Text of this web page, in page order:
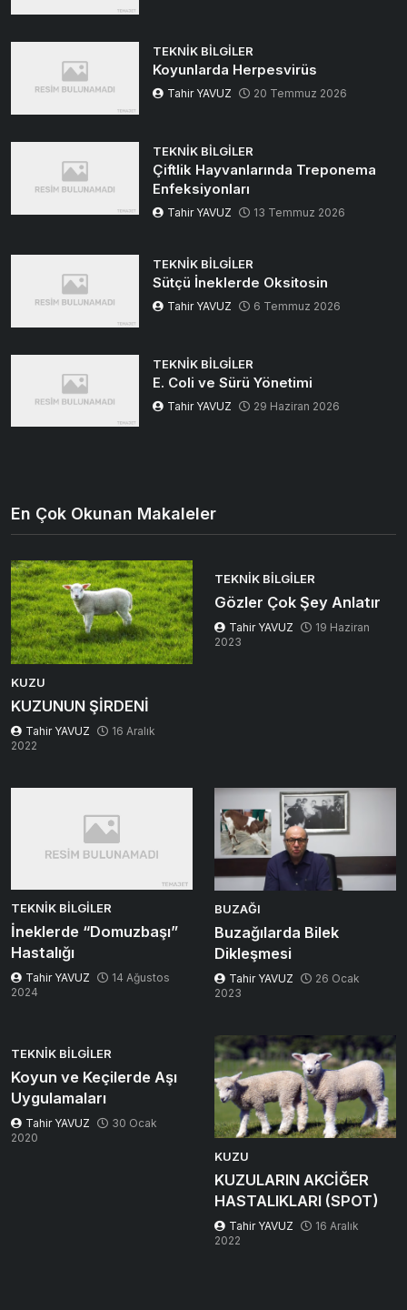
TEKNIK BILGILER
Koyunlarda Herpesvirüs
Tahir YAVUZ 20 Temmuz 2026
TEKNIK BILGILER
Çiftlik Hayvanlarında Treponema
Enfeksiyonları
Tahir YAVUZ 13 Temmuz 2026
TEKNIK BILGILER
Sütçü İneklerde Oksitosin
Tahir YAVUZ 6 Temmuz 2026
TEKNIK BILGILER
E. Coli ve Sürü Yönetimi
Tahir YAVUZ 29 Haziran 2026
En Çok Okunan Makaleler
KUZU
KUZUNUN ŞİRDENİ
Tahir YAVUZ
16 Aralık
2022
TEKNIK BILGILER
Gözler Çok Şey Anlatır
Tahir YAVUZ
19 Haziran
2023
TEKNIK BILGILER
İneklerde “Domuzbaşı”
Hastalığı
Tahir YAVUZ
14 Ağustos
2024
BUZAĞI
Buzağılarda Bilek
Dikleşmesi
Tahir YAVUZ
26 Ocak
2023
TEKNIK BILGILER
Koyun ve Keçilerde Aşı
Uygulamaları
Tahir YAVUZ
30 Ocak
2020
KUZU
KUZULARIN AKCİĞER
HASTALIKLARI (SPOT)
Tahir YAVUZ
16 Aralık
2022